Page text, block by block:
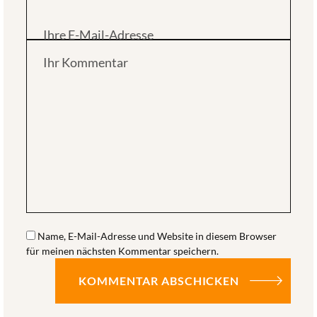
Ihr Kommentar
Ihre E-Mail-Adresse
Name, E-Mail-Adresse und Website in diesem Browser
für meinen nächsten Kommentar speichern.